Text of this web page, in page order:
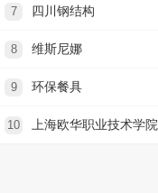
7 四川钢结构
8 维斯尼娜
9 环保餐具
10 上海欧华职业技术学院